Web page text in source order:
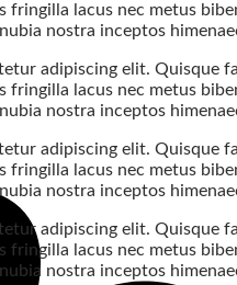
fringilla lacus nec metus
nostra inceptos
adipiscing elit. Quisque
fringilla lacus nec metus
nostra inceptos
adipiscing elit. Quisque
fringilla lacus nec metus
nostra inceptos
adipiscing elit. Quisque
fringilla lacus nec metus
nostra inceptos